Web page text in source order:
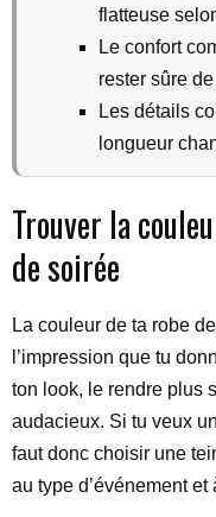
flatteuse
Le confort
rester sûre
Les détails
longueur
Trouver la
de soirée
La couleur de ta robe
l’impression que tu
ton look, le rendre plus
audacieux. Si tu veux
faut donc choisir une
au type d’événement et